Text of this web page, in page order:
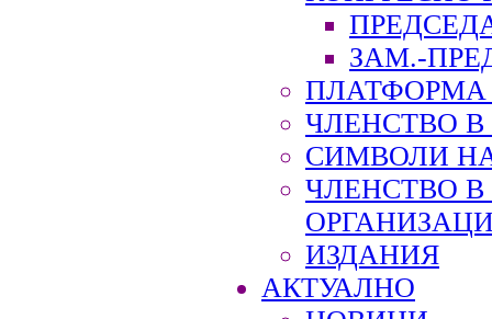
ЗАМ.-
ПЛАТФОРМА
ЧЛЕНСТВО В
СИМВОЛИ
ЧЛЕНСТВО
ИЗДАНИЯ
АКТУАЛНО